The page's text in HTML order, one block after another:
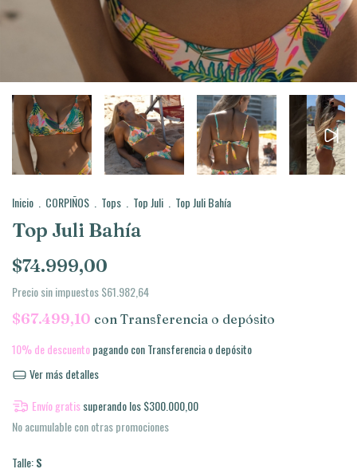
Inicio . CORPIÑOS . Tops . Top Juli . Top Juli Bahía
Top Juli Bahía
$74.999,00
Precio sin impuestos$61.982,64
$67.499,10 con Transferencia o depósito
10% de descuentopagando con Transferencia o depósito
Ver más detalles
Envío gratissuperando los$300.000,00
No acumulable con otras promociones
Talle:S